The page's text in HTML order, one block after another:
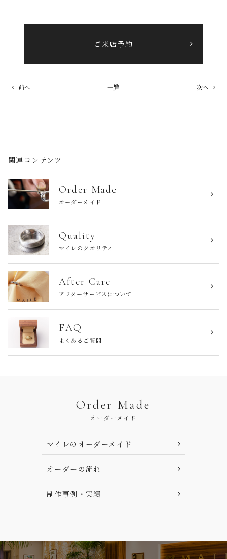
ご来店予約
前へ 一覧 次へ
関連コンテンツ
Order Made
オーダーメイド
Quality
マイレのクオリティ
After Care
アフターサービスについて
FAQ
よくあるご質問
Order Made
オーダーメイド
マイレのオーダーメイド
オーダーの流れ
制作事例・実績